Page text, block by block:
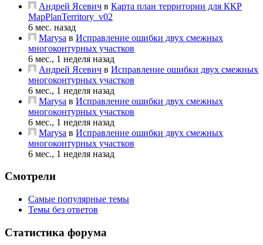
Андрей Ясевич в Карта план территории для ККР
MapPlanTerritory_v02
6 мес. назад
Marysa в Исправление ошибки двух смежных
многоконтурных участков
6 мес., 1 неделя назад
Андрей Ясевич в Исправление ошибки двух смежных
многоконтурных участков
6 мес., 1 неделя назад
Marysa в Исправление ошибки двух смежных
многоконтурных участков
6 мес., 1 неделя назад
Marysa в Исправление ошибки двух смежных
многоконтурных участков
6 мес., 1 неделя назад
Смотрели
Самые популярные темы
Темы без ответов
Статистика форума